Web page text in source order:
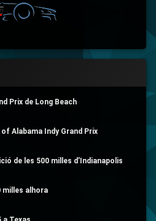
Prix de Long Beach
of Alabama Indy Grand Prix
de les 500 milles d’Indianapolis
milles alhora